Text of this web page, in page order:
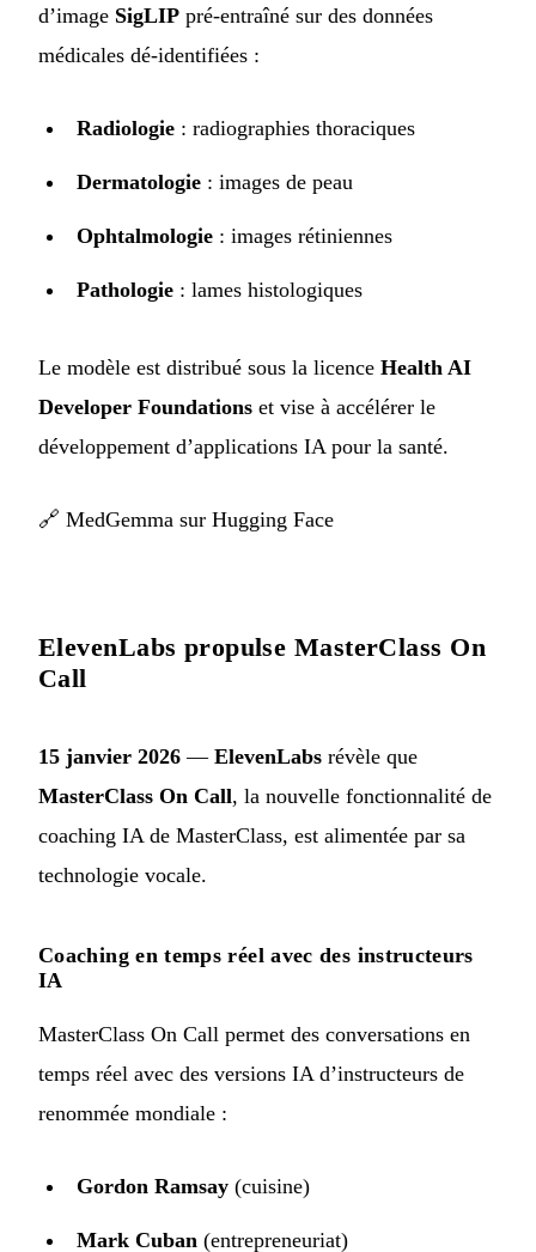
d’image SigLIP pré-entraîné sur des données
médicales dé-identifiées :
Radiologie : radiographies thoraciques
Dermatologie : images de peau
Ophtalmologie : images rétiniennes
Pathologie : lames histologiques
Le modèle est distribué sous la licence Health AI
Developer Foundations et vise à accélérer le
développement d’applications IA pour la santé.
🔗 MedGemma sur Hugging Face
ElevenLabs propulse MasterClass On
Call
15 janvier 2026 — ElevenLabs révèle que
MasterClass On Call, la nouvelle fonctionnalité de
coaching IA de MasterClass, est alimentée par sa
technologie vocale.
Coaching en temps réel avec des instructeurs
IA
MasterClass On Call permet des conversations en
temps réel avec des versions IA d’instructeurs de
renommée mondiale :
Gordon Ramsay (cuisine)
Mark Cuban (entrepreneuriat)